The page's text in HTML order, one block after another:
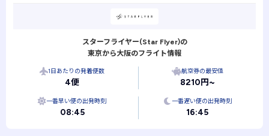
スターフライヤー(Star Flyer)の
東京から大阪のフライト情報
1日あたりの発着便数
4便
航空券の最安値
8210円~
一番早い便の出発時刻
08:45
一番遅い便の出発時刻
16:45